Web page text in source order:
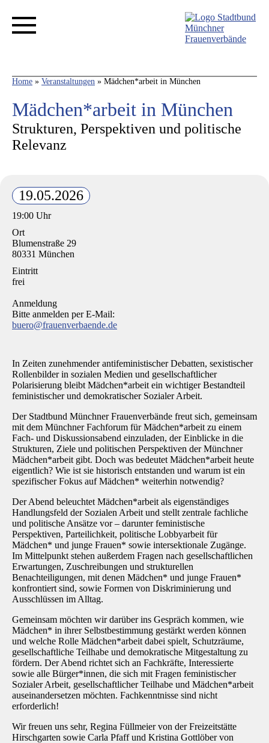
Home » Veranstaltungen » Mädchen*arbeit in München
Mädchen*arbeit in München
Strukturen, Perspektiven und politische
Relevanz
19.05.2026
19:00 Uhr
Ort
Blumenstraße 29
80331 München
Eintritt
frei
Anmeldung
Bitte anmelden per E-Mail:
buero@frauenverbaende.de
In Zeiten zunehmender antifeministischer Debatten, sexistischer
Rollenbilder in sozialen Medien und gesellschaftlicher
Polarisierung bleibt Mädchen*arbeit ein wichtiger Bestandteil
feministischer und demokratischer Sozialer Arbeit.
Der Stadtbund Münchner Frauenverbände freut sich, gemeinsam
mit dem Münchner Fachforum für Mädchen*arbeit zu einem
Fach- und Diskussionsabend einzuladen, der Einblicke in die
Strukturen, Ziele und politischen Perspektiven der Münchner
Mädchen*arbeit gibt. Doch was bedeutet Mädchen*arbeit heute
eigentlich? Wie ist sie historisch entstanden und warum ist ein
spezifischer Fokus auf Mädchen* weiterhin notwendig?
Der Abend beleuchtet Mädchen*arbeit als eigenständiges
Handlungsfeld der Sozialen Arbeit und stellt zentrale fachliche
und politische Ansätze vor – darunter feministische
Perspektiven, Parteilichkeit, politische Lobbyarbeit für
Mädchen* und junge Frauen* sowie intersektionale Zugänge.
Im Mittelpunkt stehen außerdem Fragen nach gesellschaftlichen
Erwartungen, Zuschreibungen und strukturellen
Benachteiligungen, mit denen Mädchen* und junge Frauen*
konfrontiert sind, sowie Formen von Diskriminierung und
Ausschlüssen im Alltag.
Gemeinsam möchten wir darüber ins Gespräch kommen, wie
Mädchen* in ihrer Selbstbestimmung gestärkt werden können
und welche Rolle Mädchen*arbeit dabei spielt, Schutzräume,
gesellschaftliche Teilhabe und demokratische Mitgestaltung zu
fördern. Der Abend richtet sich an Fachkräfte, Interessierte
sowie alle Bürger*innen, die sich mit Fragen feministischer
Sozialer Arbeit, gesellschaftlicher Teilhabe und Mädchen*arbeit
auseinandersetzen möchten. Fachkenntnisse sind nicht
erforderlich!
Wir freuen uns sehr, Regina Füllmeier von der Freizeitstätte
Hirschgarten sowie Carla Pfaff und Kristina Gottlöber von